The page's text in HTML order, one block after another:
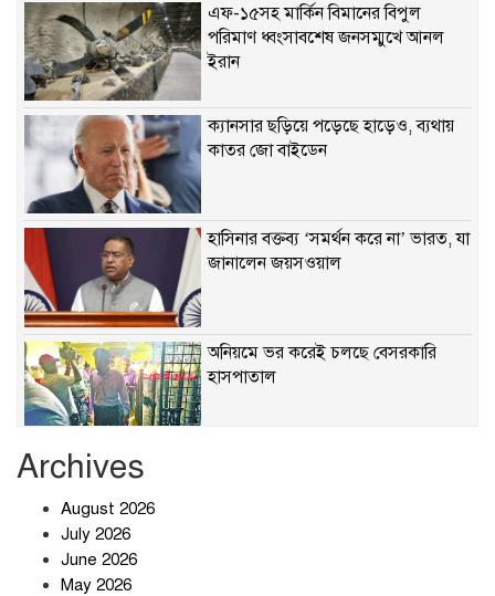
এফ-১৫সহ মার্কিন বিমানের বিপুল
পরিমাণ ধ্বংসাবশেষ জনসম্মুখে আনল
ইরান
ক্যানসার ছড়িয়ে পড়েছে হাড়েও, ব্যথায়
কাতর জো বাইডেন
হাসিনার বক্তব্য ‘সমর্থন করে না’ ভারত, যা
জানালেন জয়সওয়াল
অনিয়মে ভর করেই চলছে বেসরকারি
হাসপাতাল
Archives
August 2026
July 2026
June 2026
May 2026